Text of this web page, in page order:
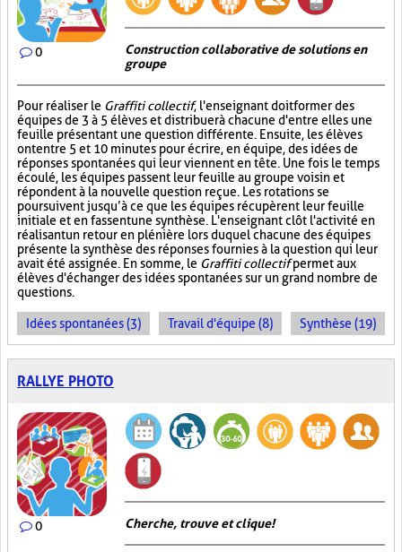
0
Construction collaborative de solutions en
groupe
Pour réaliser le Graffiti collectif, l'enseignant doit former des
équipes de 3 à 5 élèves et distribuer à chacune d'entre elles une
feuille présentant une question différente. Ensuite, les élèves
ont entre 5 et 10 minutes pour écrire, en équipe, des idées de
réponses spontanées qui leur viennent en tête. Une fois le temps
écoulé, les équipes passent leur feuille au groupe voisin et
répondent à la nouvelle question reçue. Les rotations se
poursuivent jusqu’à ce que les équipes récupèrent leur feuille
initiale et en fassent une synthèse. L'enseignant clôt l'activité en
réalisant un retour en plénière lors duquel chacune des équipes
présente la synthèse des réponses fournies à la question qui leur
avait été assignée. En somme, le Graffiti collectifpermet aux
élèves d'échanger des idées spontanées sur un grand nombre de
questions.
Idées spontanées (3) Travail d'équipe (8) Synthèse (19)
RALLYE PHOTO
0 Cherche, trouve et clique !